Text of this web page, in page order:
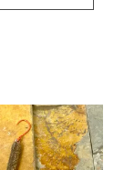
€4,99€4,39.